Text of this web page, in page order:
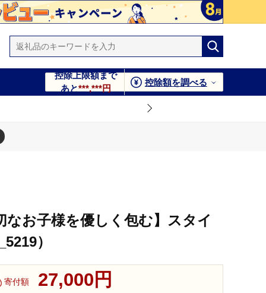
控除上限額まで
あと***,***円
控除額を調べる
お子様を優しく包む】スタイ
）
寄付額 27,000円